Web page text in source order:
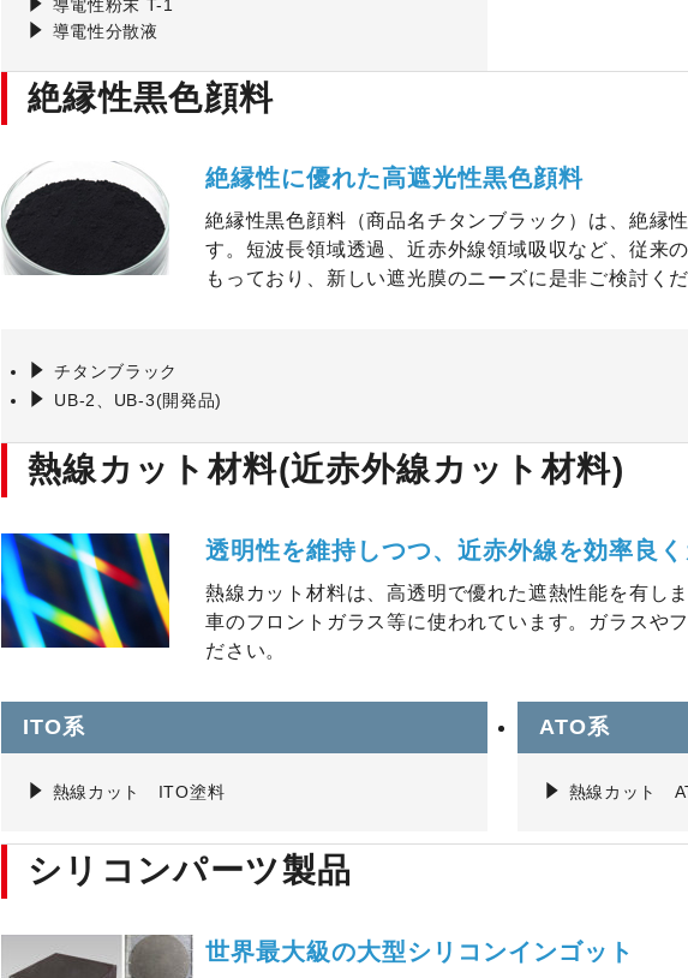
導電性粉末 T-1
導電性分散液
絶縁性黒色顔料
絶縁性に優れた高遮光性黒色顔料
絶縁性黒色顔料（商品名チタンブラック）は、絶縁
す。短波長領域透過、近赤外線領域吸収など、従来
もっており、新しい遮光膜のニーズに是非ご検討くだ
チタンブラック
UB-2、UB-3(開発品)
熱線カット材料(近赤外線カット材料)
透明性を維持しつつ、近赤外線を効率良く
熱線カット材料は、高透明で優れた遮熱性能を有し
車のフロントガラス等に使われています。ガラスや
ださい。
ITO系
熱線カット ITO塗料
ATO系
熱線カット
シリコンパーツ製品
世界最大級の大型シリコンインゴット